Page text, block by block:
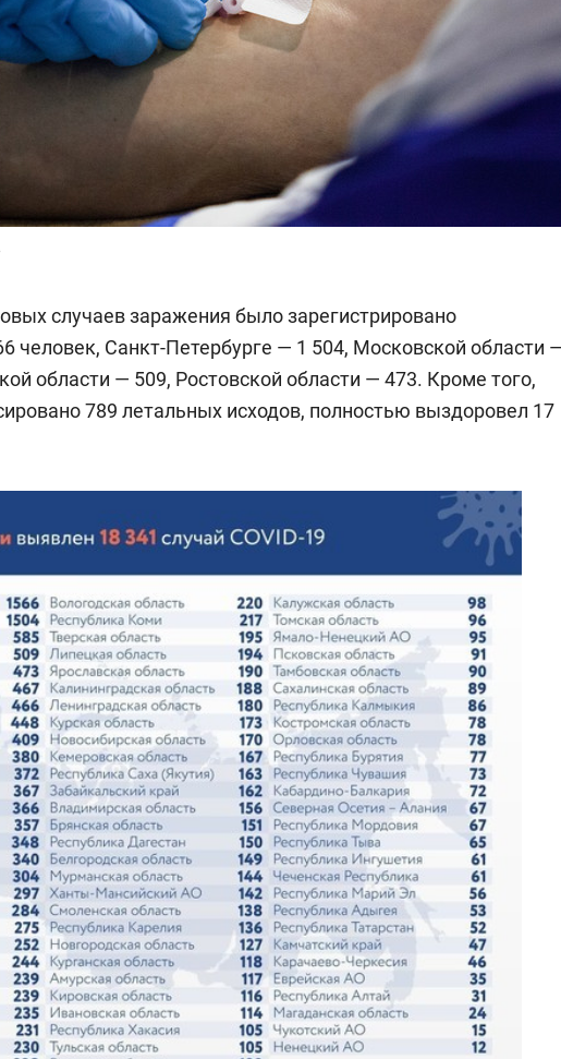
случаев заражения было зарегистрировано
человек, Санкт-Петербурге — 1 504, Московской области
области — 509, Ростовской области — 473. Кроме того,
789 летальных исходов, полностью выздоровел 17